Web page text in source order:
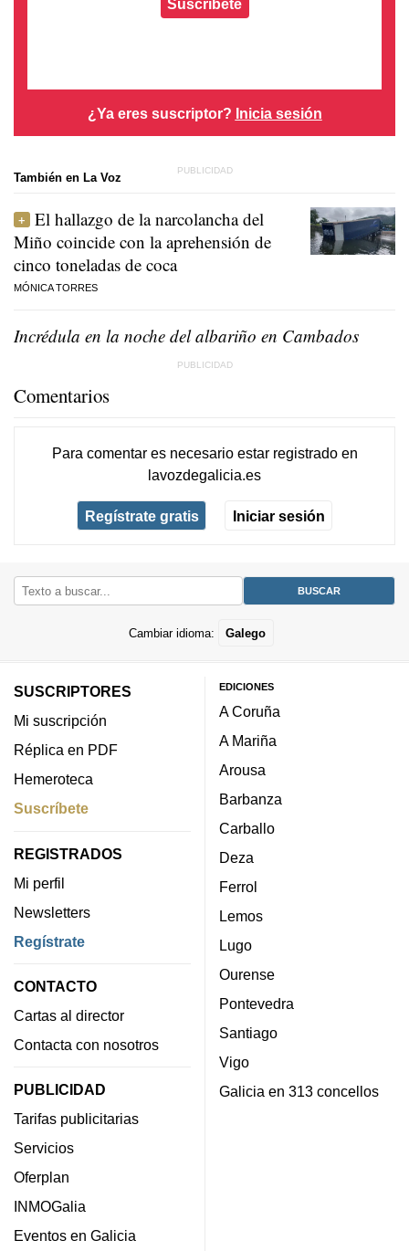
Suscríbete
¿Ya eres suscriptor? Inicia sesión
También en La Voz
El hallazgo de la narcolancha del
Miño coincide con la aprehensión de
cinco toneladas de coca
MÓNICA TORRES
Incrédula en la noche del albariño en Cambados
Comentarios
Para comentar es necesario estar registradoen
lavozdegalicia.es
Regístrate gratis Iniciar sesión
Cambiar idioma: Galego
SUSCRIPTORES
Mi suscripción
Réplica en PDF
Hemeroteca
Suscríbete
REGISTRADOS
Mi perfil
Newsletters
Regístrate
CONTACTO
Cartas al director
Contacta con nosotros
PUBLICIDAD
Tarifas publicitarias
Servicios
Oferplan
INMOGalia
Eventos en Galicia
EDICIONES
A Coruña
A Mariña
Arousa
Barbanza
Carballo
Deza
Ferrol
Lemos
Lugo
Ourense
Pontevedra
Santiago
Vigo
Galicia en 313 concellos